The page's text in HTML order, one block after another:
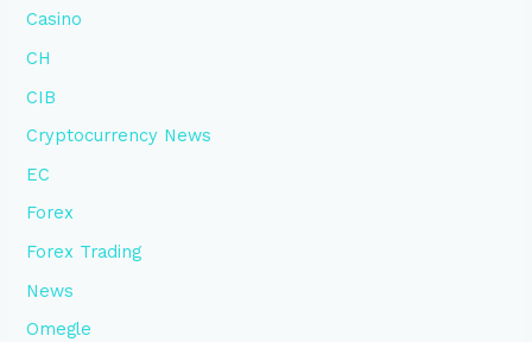
Casino
CH
CIB
Cryptocurrency News
EC
Forex
Forex Trading
News
Omegle